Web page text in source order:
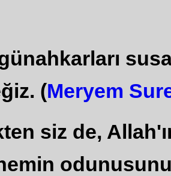
(Meryem
siz de,